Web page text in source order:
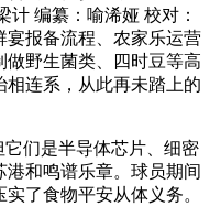
编纂：喻浠娅 校对：
宴报备流程、农家乐运营
做野生菌类、四时豆等高
相连系，从此再未踏上的
们是半导体芯片、细密
和鸣谱乐章。球员期间
了食物平安从体义务。